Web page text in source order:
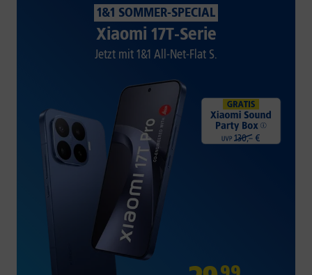
1&1 SOMMER-SPECIAL
Xiaomi 17T-Serie
Jetzt mit 1&1 All-Net-Flat S.